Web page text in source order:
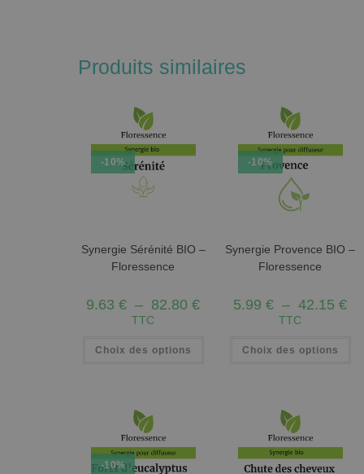
Produits similaires
-10%
Synergie Sérénité BIO –
Floressence
9.63€ – 82.80€
TTC
Choix des options
-10%
Synergie Provence BIO –
Floressence
5.99€ – 42.15€
TTC
Choix des options
-10%